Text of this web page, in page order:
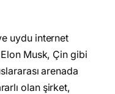
uydu internet
Musk, Çin gibi
arenada
olan şirket,